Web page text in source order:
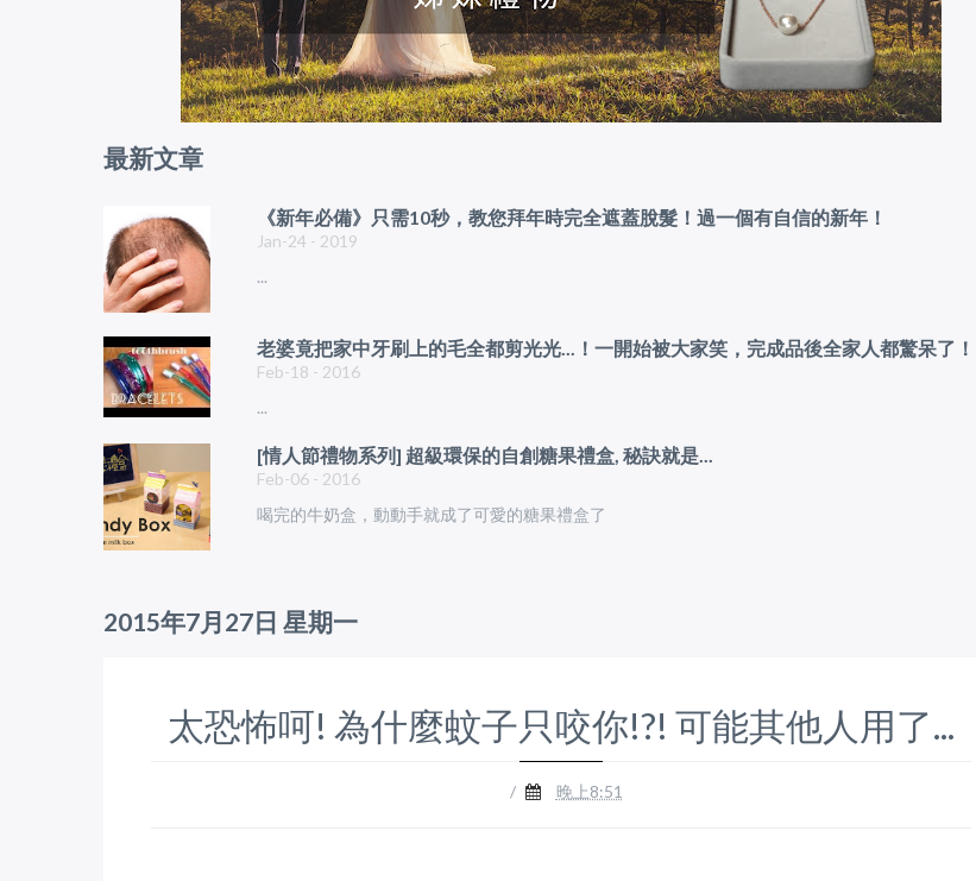
最新文章
《新年必備》只需10秒，教您拜年時完全遮蓋脫髮！過一個有自信的新年！
Jan-24 - 2019
...
老婆竟把家中牙刷上的毛全都剪光光...！一開始被大家笑，完成品後全家人都驚呆了！
Feb-18 - 2016
...
[情人節禮物系列] 超級環保的自創糖果禮盒, 秘訣就是...
Feb-06 - 2016
喝完的牛奶盒，動動手就成了可愛的糖果禮盒了
2015年7月27日 星期一
太恐怖呵! 為什麼蚊子只咬你!?! 可能其他人用了...
/ 晚上8:51